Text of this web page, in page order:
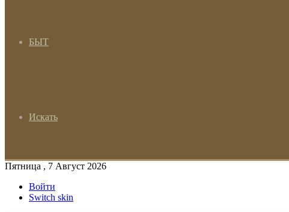
БЫТ
Искать
Пятница , 7 Август 2026
Войти
Switch skin